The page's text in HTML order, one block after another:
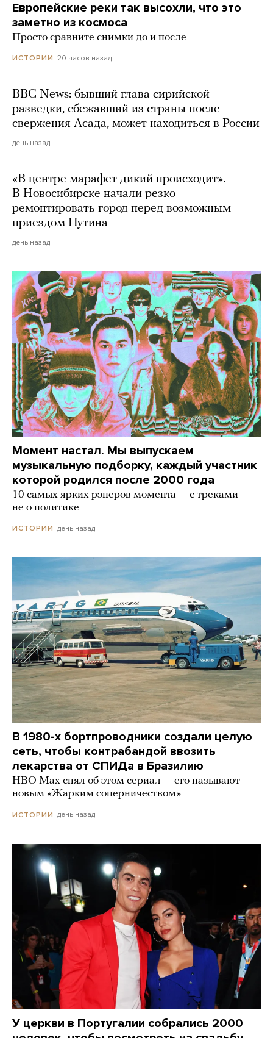
Европейские реки так высохли, что это
заметно из космоса
Просто сравните снимки до и после
ИСТОРИИ 20 часов назад
BBC News: бывший глава сирийской
разведки, сбежавший из страны после
свержения Асада, может находиться в России
день назад
«В центре марафет дикий происходит».
В Новосибирске начали резко
ремонтировать город перед возможным
приездом Путина
день назад
Момент настал. Мы выпускаем
музыкальную подборку, каждый участник
которой родился после 2000 года
10 самых ярких рэперов момента — с треками
не о политике
ИСТОРИИ день назад
В 1980-х бортпроводники создали целую
сеть, чтобы контрабандой ввозить
лекарства от СПИДа в Бразилию
HBO Max снял об этом сериал — его называют
новым «Жарким соперничеством»
ИСТОРИИ день назад
У церкви в Португалии собрались 2000